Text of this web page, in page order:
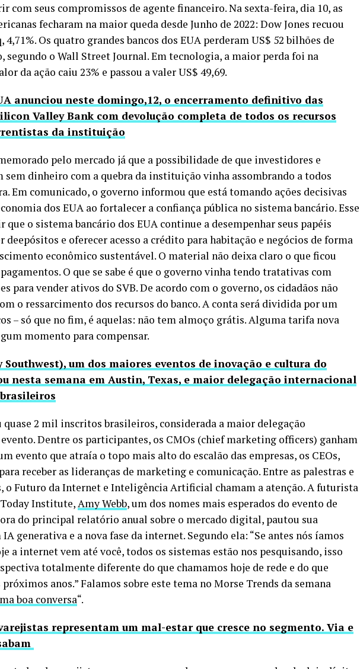
com seus compromissos de agente financeiro. Na sexta-feira, dia 10, as
fecharam na maior queda desde Junho de 2022: Dow Jones recuou
4,71%. Os quatro grandes bancos dos EUA perderam US$ 52 bilhões de
segundo o Wall Street Journal. Em tecnologia, a maior perda foi na
da ação caiu 23% e passou a valer US$ 49,69.
anunciou neste domingo,12, o encerramento definitivo das
Valley Bank com devolução completa de todos os recursos
da instituição
pelo mercado já que a possibilidade de que investidores e
sem dinheiro com a quebra da instituição vinha assombrando a todos
Em comunicado, o governo informou que está tomando ações decisivas
dos EUA ao fortalecer a confiança pública no sistema bancário. Esse
que o sistema bancário dos EUA continue a desempenhar seus papéis
e oferecer acesso a crédito para habitação e negócios de forma
econômico sustentável. O material não deixa claro o que ficou
O que se sabe é que o governo vinha tendo tratativas com
para vender ativos do SVB. De acordo com o governo, os cidadãos não
o ressarcimento dos recursos do banco. A conta será dividida por um
– só que no fim, é aquelas: não tem almoço grátis. Alguma tarifa nova
momento para compensar.
Southwest), um dos maiores eventos de inovação e cultura do
nesta semana em Austin, Texas, e maior delegação internacional
quase 2 mil inscritos brasileiros, considerada a maior delegação
Dentre os participantes, os CMOs (chief marketing officers) ganham
evento que atraía o topo mais alto do escalão das empresas, os CEOs,
receber as lideranças de marketing e comunicação. Entre as palestras e
o Futuro da Internet e Inteligência Artificial chamam a atenção. A futurista
Institute,Amy Webb, um dos nomes mais esperados do evento de
do principal relatório anual sobre o mercado digital, pautou sua
generativa e a nova fase da internet. Segundo ela: “Se antes nós íamos
a internet vem até você, todos os sistemas estão nos pesquisando, isso
totalmente diferente do que chamamos hoje de rede e do que
anos.” Falamos sobre este tema no Morse Trends da semana
boa conversa“.
representam um mal-estar que cresce no segmento. Via e